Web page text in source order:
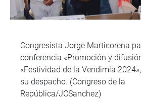
Congresista Jorge Marticorena
conferencia «Promoción y
«Festividad de la Vendimia
su despacho. (Congreso de la
República/JCSanchez)